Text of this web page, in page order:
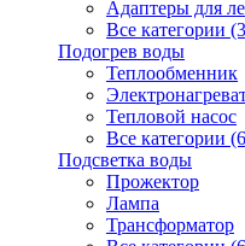
Адаптеры для
Все категории
Подогрев воды
Теплообменник
Тепловой насос
Все категории
Подсветка воды
Прожектор
Лампа
Трансформатор